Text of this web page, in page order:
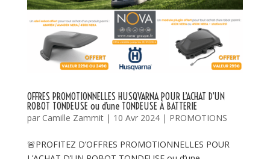
OFFRES PROMOTIONNELLES HUSQVARNA POUR L’ACHAT D’UN
ROBOT TONDEUSE ou d’une TONDEUSE À BATTERIE
par Camille Zammit| 10 Avr 2024| PROMOTIONS
🚨PROFITEZ D’OFFRES PROMOTIONNELLES POUR